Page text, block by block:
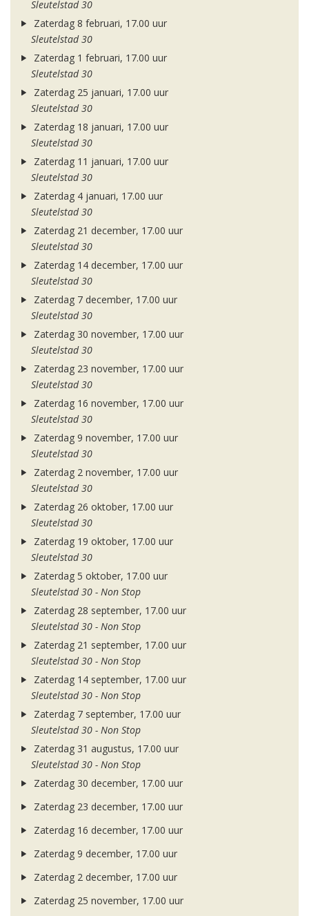
Sleutelstad 30
Zaterdag 8 februari, 17.00 uur
Sleutelstad 30
Zaterdag 1 februari, 17.00 uur
Sleutelstad 30
Zaterdag 25 januari, 17.00 uur
Sleutelstad 30
Zaterdag 18 januari, 17.00 uur
Sleutelstad 30
Zaterdag 11 januari, 17.00 uur
Sleutelstad 30
Zaterdag 4 januari, 17.00 uur
Sleutelstad 30
Zaterdag 21 december, 17.00 uur
Sleutelstad 30
Zaterdag 14 december, 17.00 uur
Sleutelstad 30
Zaterdag 7 december, 17.00 uur
Sleutelstad 30
Zaterdag 30 november, 17.00 uur
Sleutelstad 30
Zaterdag 23 november, 17.00 uur
Sleutelstad 30
Zaterdag 16 november, 17.00 uur
Sleutelstad 30
Zaterdag 9 november, 17.00 uur
Sleutelstad 30
Zaterdag 2 november, 17.00 uur
Sleutelstad 30
Zaterdag 26 oktober, 17.00 uur
Sleutelstad 30
Zaterdag 19 oktober, 17.00 uur
Sleutelstad 30
Zaterdag 5 oktober, 17.00 uur
Sleutelstad 30 - Non Stop
Zaterdag 28 september, 17.00 uur
Sleutelstad 30 - Non Stop
Zaterdag 21 september, 17.00 uur
Sleutelstad 30 - Non Stop
Zaterdag 14 september, 17.00 uur
Sleutelstad 30 - Non Stop
Zaterdag 7 september, 17.00 uur
Sleutelstad 30 - Non Stop
Zaterdag 31 augustus, 17.00 uur
Sleutelstad 30 - Non Stop
Zaterdag 30 december, 17.00 uur
Zaterdag 23 december, 17.00 uur
Zaterdag 16 december, 17.00 uur
Zaterdag 9 december, 17.00 uur
Zaterdag 2 december, 17.00 uur
Zaterdag 25 november, 17.00 uur